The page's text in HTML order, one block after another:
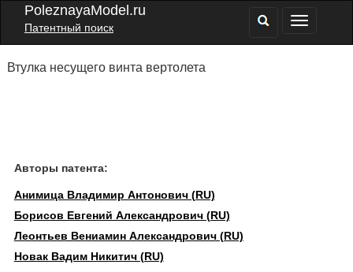
PoleznayaModel.ru
Патентный поиск
Втулка несущего винта вертолета
Авторы патента:
Анимица Владимир Антонович (RU)
Борисов Евгений Александрович (RU)
Леонтьев Вениамин Александрович (RU)
Новак Вадим Никитич (RU)